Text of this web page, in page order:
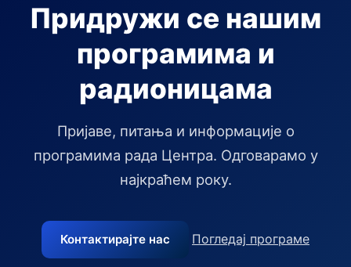
Придружи се нашим
програмима и
радионицама
Пријаве, питања и информације о
програмима рада Центра. Одговарамо у
најкраћем року.
Контактирајте нас Погледај програме